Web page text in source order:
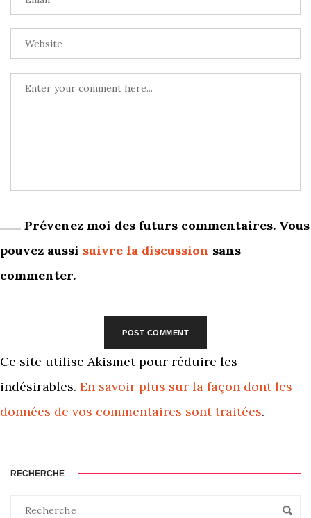
Prévenez moi des futurs commentaires. Vous
pouvez aussi suivre la discussion sans
commenter.
Ce site utilise Akismet pour réduire les
indésirables. En savoir plus sur la façon dont les
données de vos commentaires sont traitées.
RECHERCHE